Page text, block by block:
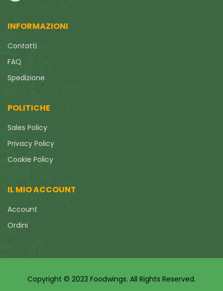
INFORMAZIONI
Contatti
FAQ
Spedizione
POLITICHE
Sales Policy
Privacy Policy
Cookie Policy
IL MIO ACCOUNT
Account
Ordini
Copyright © 2023 Foodwings. All Rights Reserved.